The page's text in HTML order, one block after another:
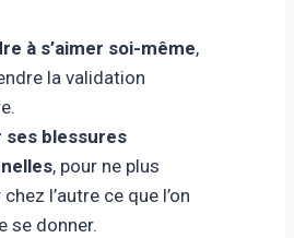
à s’aimer soi-même,
la validation
ses blessures
, pour ne plus
l’autre ce que l’on
se donner.